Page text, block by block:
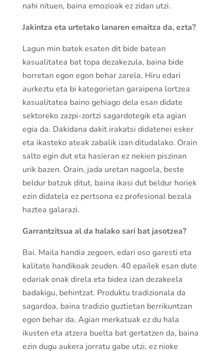
nahi nituen, baina emozioak ez zidan utzi.
Jakintza eta urtetako lanaren emaitza da, ezta?
Lagun min batek esaten dit bide batean
kasualitatea bat topa dezakezula, baina bide
horretan egon egon behar zarela. Hiru edari
aurkeztu eta bi kategorietan garaipena lortzea
kasualitatea baino gehiago dela esan didate
sektoreko zazpi-zortzi sagardotegik eta agian
egia da. Dakidana dakit irakatsi didatenei esker
eta ikasteko ateak zabalik izan ditudalako. Orain
salto egin dut eta hasieran ez nekien piszinan
urik bazen. Orain, jada uretan nagoela, beste
beldur batzuk ditut, baina ikasi dut beldur horiek
ezin didatela ez pertsona ez profesional bezala
haztea galarazi.
Garrantzitsua al da halako sari bat jasotzea?
Bai. Maila handia zegoen, edari oso garesti eta
kalitate handikoak zeuden. 40 epailek esan dute
edariak onak direla eta bidea izan dezakeela
badakigu, behintzat. Produktu tradizionala da
sagardoa, baina tradizio guztietan berrikuntzan
egon behar da. Agian merkatuak ez du hala
ikusten eta atzera buelta bat gertatzen da, baina
ezin dugu aukera jorratu gabe utzi, ez nioke